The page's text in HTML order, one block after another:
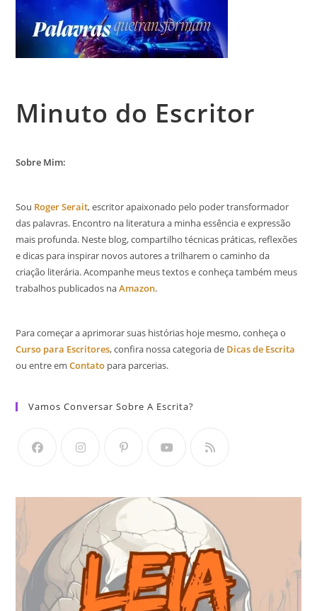
Minuto do Escritor
Sobre Mim:
Sou Roger Serait, escritor apaixonado pelo poder transformador
das palavras. Encontro na literatura a minha essência e expressão
mais profunda. Neste blog, compartilho técnicas práticas, reflexões
e dicas para inspirar novos autores a trilharem o caminho da
criação literária. Acompanhe meus textos e conheça também meus
trabalhos publicados naAmazon.
Para começar a aprimorar suas histórias hoje mesmo, conheça o
Curso para Escritores, confira nossa categoria de Dicas de Escrita
ou entre emContato para parcerias.
Vamos Conversar Sobre A Escrita?
aba
nova
aba
uma
nova
aba
uma
nova
aba
uma
nova
aba